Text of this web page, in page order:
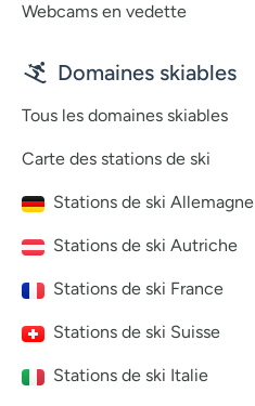
Webcams en vedette
Domaines skiables
Tous les domaines skiables
Carte des stations de ski
Stations de ski Allemagne
Stations de ski Autriche
Stations de ski France
Stations de ski Suisse
Stations de ski Italie